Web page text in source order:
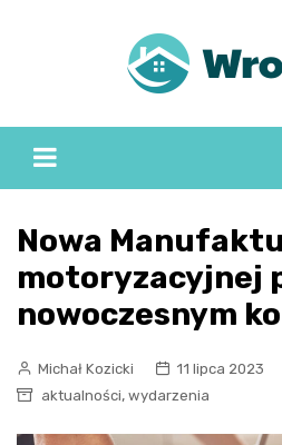
Nowa
motoryzacyjnej
nowoczesnym
Michał Kozicki
11 lipca 2023
aktualności, wydarzenia